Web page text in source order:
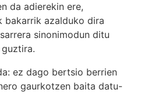
da adierekin ere,
bakarrik azalduko dira
sinonimodun ditu
ez dago bertsio berrien
gaurkotzen baita datu-